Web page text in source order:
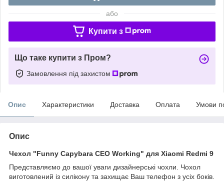
або
Купити з
Що таке купити з Пром?
Замовлення під захистом
Опис Характеристики Доставка Оплата Умови
Опис
Чехол "Funny Capybara CEO Working" для Xiaomi Redmi 9
Представляємо до вашої уваги дизайнерські чохли. Чохол
виготовлений із силікону та захищає Ваш телефон з усіх боків.